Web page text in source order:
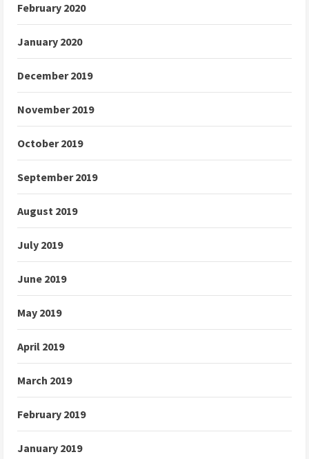
February 2020
January 2020
December 2019
November 2019
October 2019
September 2019
August 2019
July 2019
June 2019
May 2019
April 2019
March 2019
February 2019
January 2019